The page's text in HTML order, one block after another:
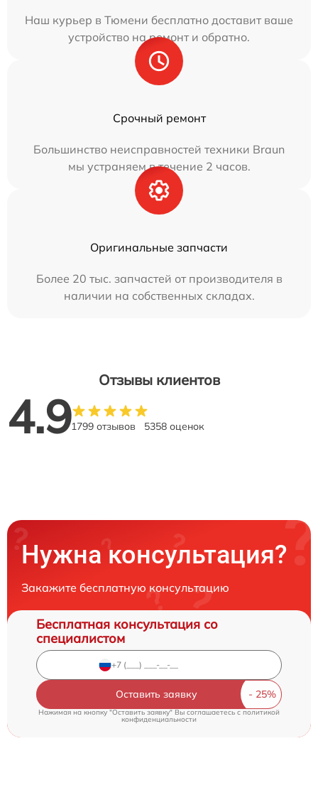
Наш курьер в Тюмени бесплатно доставит ваше
устройство на ремонт и обратно.
Срочный ремонт
Большинство неисправностей техники Braun
мы устраняем в течение 2 часов.
Оригинальные запчасти
Более 20 тыс. запчастей от производителя в
наличии на собственных складах.
Отзывы клиентов
4.91799 отзывов 5358 оценок
Нужна консультация?
Закажите бесплатную консультацию
Бесплатная консультация со
специалистом
Оставить заявку
Нажимая на кнопку "Оставить заявку" Вы соглашаетесь cполитикой
конфиденциальности